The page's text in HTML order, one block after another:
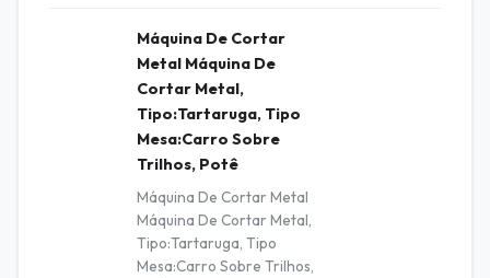
Máquina De Cortar
Metal Máquina De
Cortar Metal,
Tipo:Tartaruga, Tipo
Mesa:Carro Sobre
Trilhos, Potê
Máquina De Cortar Metal
Máquina De Cortar Metal,
Tipo:Tartaruga, Tipo
Mesa:Carro Sobre Trilhos,